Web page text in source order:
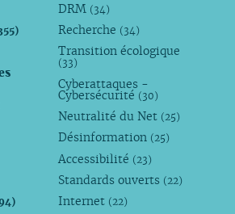
DRM (34)
Recherche (34)
Transition écologique
(33)
Cyberattaques -
Cybersécurité (30)
Neutralité du Net (25)
Désinformation (25)
Accessibilité (23)
Standards ouverts (22)
Internet (22)